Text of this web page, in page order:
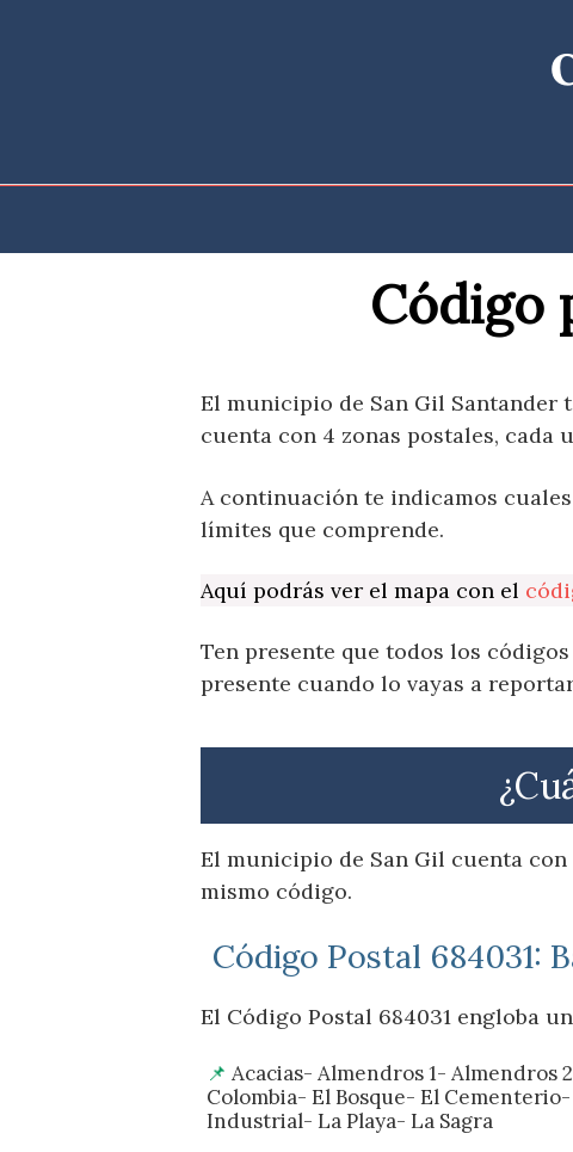
Código
El municipio de San Gil Santander
cuenta con 4 zonas postales, cada
A continuación te indicamos
límites que comprende.
Aquí podrás ver el mapa con el
Ten presente que todos los
presente cuando lo vayas a
El municipio de San Gil cuenta
mismo código.
Código Postal 684031:
El Código Postal 684031 engloba
Acacias- Almendros 1-
Colombia- El Bosque- El
Industrial- La Playa- La Sagra